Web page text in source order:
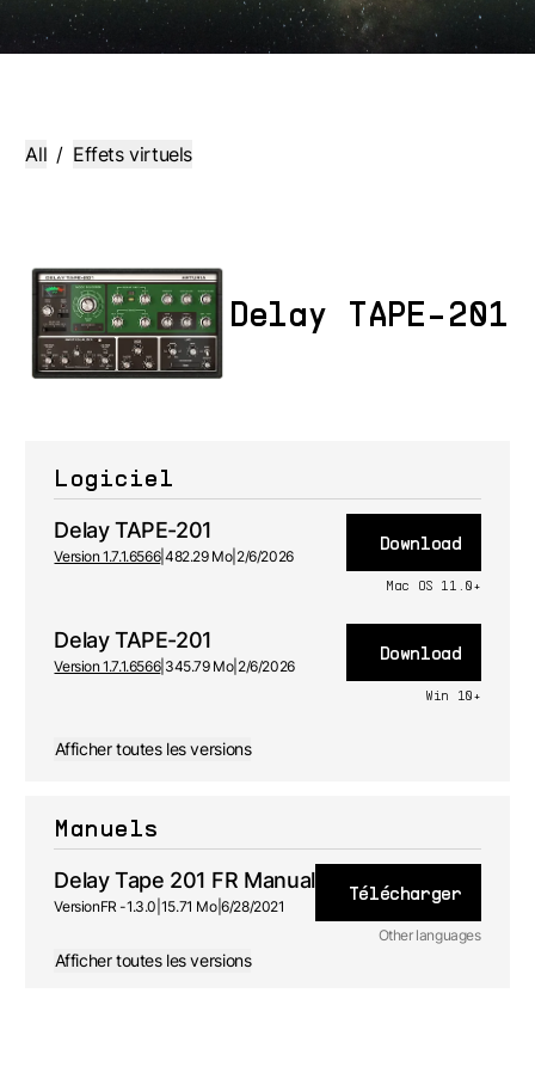
All / Effets virtuels
Delay TAPE-201
Logiciel
Delay TAPE-201
Version 1.7.1.6566| 482.29 Mo| 2/6/2026
Download
Mac OS 11.0+
Delay TAPE-201
Version 1.7.1.6566| 345.79 Mo| 2/6/2026
Download
Win 10+
Afficher toutes les versions
Manuels
Delay Tape 201 FR Manual
VersionFR -1.3.0 15.71 Mo|6/28/2021
Télécharger
Other languages
Afficher toutes les versions